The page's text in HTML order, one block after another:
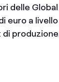
delle Global
euro a
di